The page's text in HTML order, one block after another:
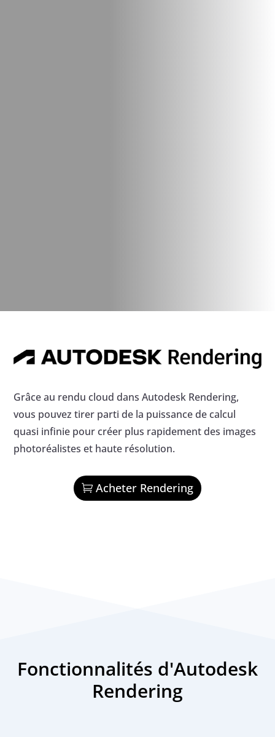
Grâce au rendu cloud dans Autodesk Rendering,
vous pouvez tirer parti de la puissance de calcul
quasi infinie pour créer plus rapidement des images
photoréalistes et haute résolution.
Acheter Rendering
Fonctionnalités d'Autodesk
Rendering